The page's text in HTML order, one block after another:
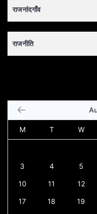
राजनांदगाँव
राजनीति
M T W
3 4 5
10 11 12
17 18 19